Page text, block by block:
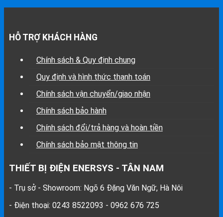
HỖ TRỢ KHÁCH HÀNG
Chính sách & Quy định chung
Quy định và hình thức thanh toán
Chính sách vận chuyển/giao nhận
Chính sách bảo hành
Chính sách đổi/trả hàng và hoàn tiền
Chính sách bảo mật thông tin
THIẾT BỊ ĐIỆN ENERSYS - TÂN NAM
- Trụ sở - Showroom: Ngõ 6 Đặng Văn Ngữ, Hà Nôi
- Điện thoại: 0243 8522093 - 0962 676 725